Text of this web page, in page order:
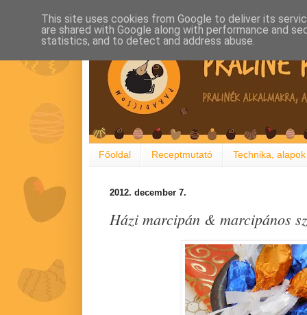
Főoldal Receptmutató Technika, alapok
2012. december 7.
Házi marcipán & marcipános
This site uses cookies from Google to deliver its
are shared with Google along with performance and
statistics, and to detect and address abuse.